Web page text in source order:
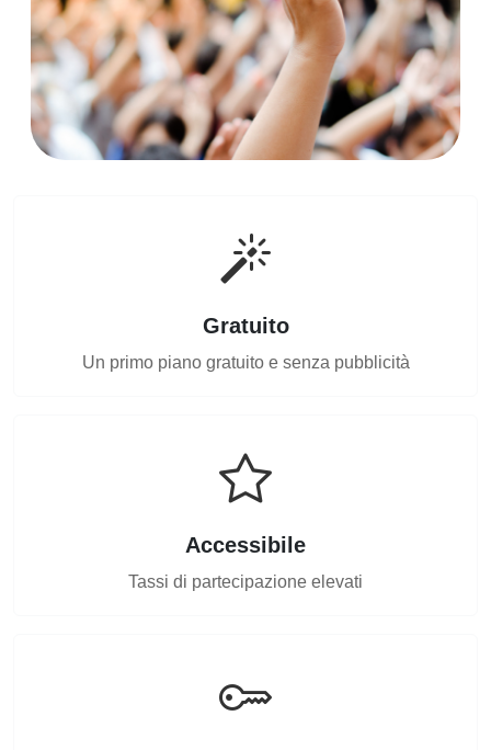
Gratuito
Un primo piano gratuito e senza pubblicità
Accessibile
Tassi di partecipazione elevati